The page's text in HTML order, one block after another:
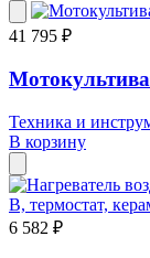
41 795 ₽
Техника и
В корзину
6 582 ₽